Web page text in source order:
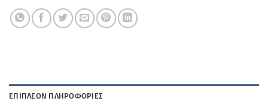
ΕΠΙΠΛΈΟΝ ΠΛΗΡΟΦΟΡΊΕΣ